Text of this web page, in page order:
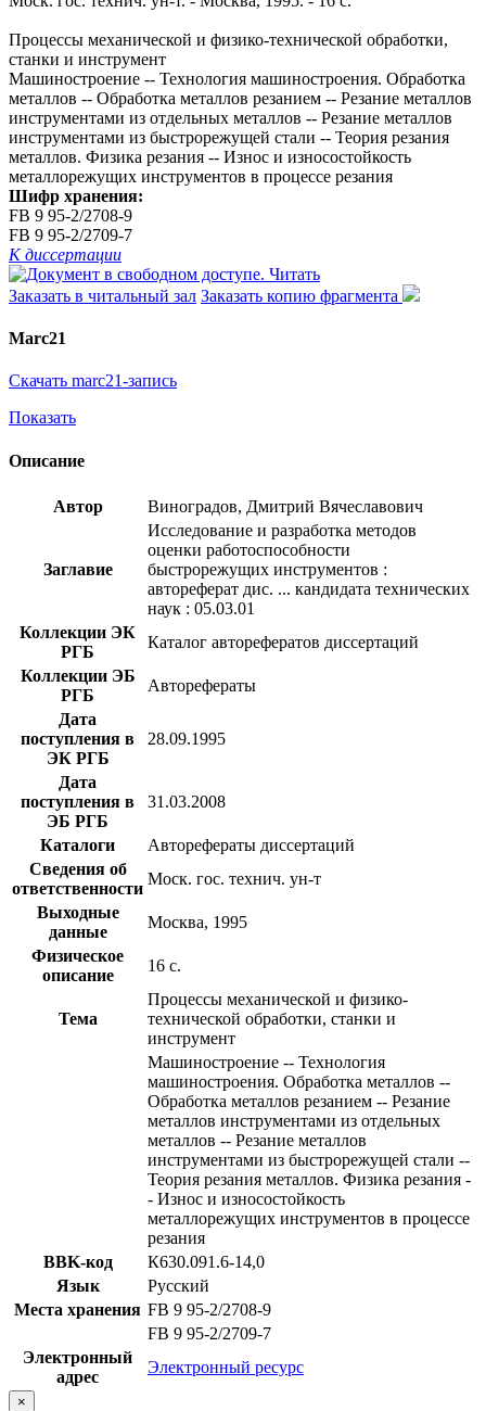
Процессы механической и физико-технической обработки,
станки и инструмент
Машиностроение -- Технология машиностроения. Обработка
металлов -- Обработка металлов резанием -- Резание металлов
инструментами из отдельных металлов -- Резание металлов
инструментами из быстрорежущей стали -- Теория резания
металлов. Физика резания -- Износ и износостойкость
металлорежущих инструментов в процессе резания
Шифр хранения:
FB 9 95-2/2708-9
FB 9 95-2/2709-7
К диссертации
Читать
Заказать в читальный зал Заказать копию фрагмента
Marc21
Скачать marc21-запись
Показать
Описание
Автор Виноградов, Дмитрий Вячеславович
Заглавие
Исследование и разработка методов
оценки работоспособности
быстрорежущих инструментов :
автореферат дис. ... кандидата технических
наук : 05.03.01
Коллекции ЭК
РГБ
Каталог авторефератов диссертаций
Коллекции ЭБ
РГБ
Авторефераты
Дата
поступления в
ЭК РГБ
28.09.1995
Дата
поступления в
ЭБ РГБ
31.03.2008
Каталоги
Авторефераты диссертаций
Сведения об
ответственности
Моск. гос. технич. ун-т
Выходные
данные
Москва, 1995
Физическое
описание
16 с.
Тема
Процессы механической и физико-
технической обработки, станки и
инструмент
Машиностроение -- Технология
машиностроения. Обработка металлов --
Обработка металлов резанием -- Резание
металлов инструментами из отдельных
металлов -- Резание металлов
инструментами из быстрорежущей стали --
Теория резания металлов. Физика резания -
- Износ и износостойкость
металлорежущих инструментов в процессе
резания
BBK-код
К630.091.6-14,0
Язык
Русский
Места хранения FB 9 95-2/2708-9
FB 9 95-2/2709-7
Электронный
адрес
Электронный ресурс
×